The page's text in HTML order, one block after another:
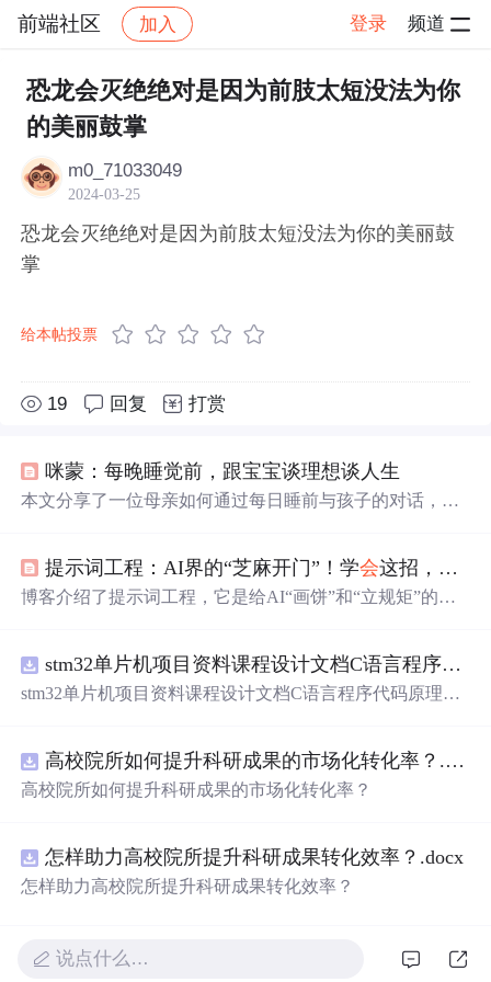
前端社区 加入 登录 频道
社区 前端社区 感慨 帖子详情
恐龙会灭绝绝对是因为前肢太短没法为你
的美丽鼓掌
m0_71033049
2024-03-25
恐龙会灭绝绝对是因为前肢太短没法为你的美丽鼓
掌
给本帖投票
19 回复 打赏
咪蒙：每晚睡觉前，跟宝宝谈理想谈人生
本文分享了一位母亲如何通过每日睡前与孩子的对话，培
轻松愉快的氛围中引导孩子成长。
提示词工程：AI界的“芝麻开门”！学会这招，让AI乖得像你家猫！
博客介绍了提示词工程，它是给AI“画饼”和“立规矩”的方
法咒语，以及实战和进阶玩法，如让AI优化指令等。
stm32单片机项目资料课程设计文档C语言程序代码原理图电路PCB实例悬挂运动控制系统论文资料
stm32单片机项目资料课程设计文档C语言程序代码原理图
高校院所如何提升科研成果的市场化转化率？.docx
高校院所如何提升科研成果的市场化转化率？
怎样助力高校院所提升科研成果转化效率？.docx
怎样助力高校院所提升科研成果转化效率？
说点什么…